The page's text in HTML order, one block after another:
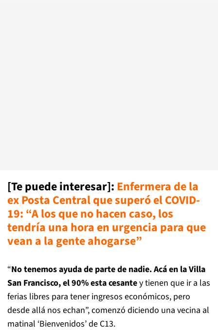
[Te puede interesar]: Enfermera de la
ex Posta Central que superó el COVID-
19: “A los que no hacen caso, los
tendría una hora en urgencia para que
vean a la gente ahogarse”
“No tenemos ayuda de parte de nadie. Acá en la Villa
San Francisco, el 90% esta cesantey tienen que ir a las
ferias libres para tener ingresos económicos, pero
desde allá nos echan”, comenzó diciendo una vecina al
matinal ‘Bienvenidos’ de C13.